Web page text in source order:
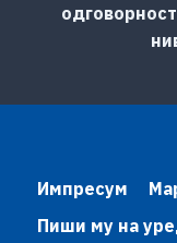
Импресум
Пиши му на